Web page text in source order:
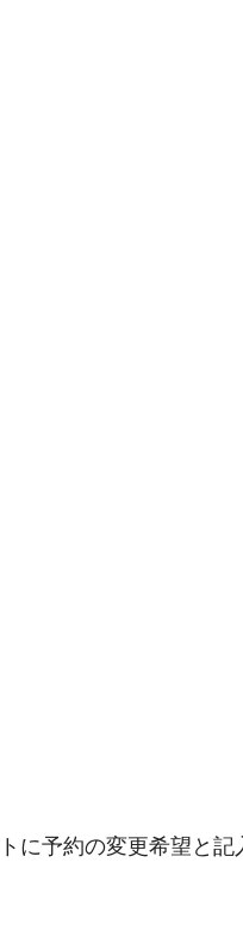
に予約の変更希望と記